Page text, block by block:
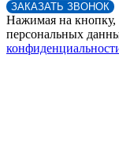
ЗАКАЗАТЬ ЗВОНОК
Нажимая на кнопку,
персональных